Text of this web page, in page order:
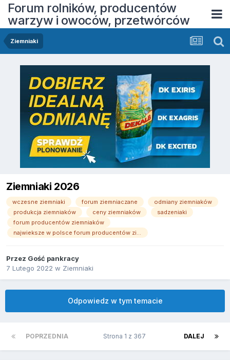
Forum rolników, producentów
warzyw i owoców, przetwórców
Ziemniaki
Ziemniaki 2026
wczesne ziemniaki forum ziemniaczane
odmiany ziemniaków
produkcja ziemniaków
ceny ziemniaków
sadzeniaki
forum producentów ziemniaków
najwieksze w polsce forum producentów ziemniaków
Przez Gość pankracy
7 Lutego 2022 w Ziemniaki
Odpowiedz w tym temacie
POPRZEDNIA DALEJ
Strona 1 z 367